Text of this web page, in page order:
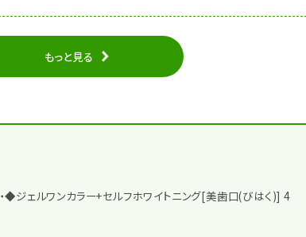
もっと見る
・◆ジェルワンカラー+セルフホワイトニング[美歯口(びはく)] 4